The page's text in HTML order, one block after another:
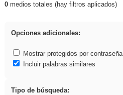
Resultados de: zaragoza
0medios totales (hay filtros aplicados)
Opciones adicionales:
Mostrar protegidos por contraseña
Incluir palabras similares
Tipo de búsqueda: